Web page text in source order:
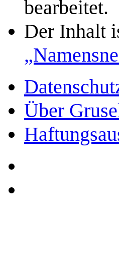
bearbeitet.
Der Inhalt
Über